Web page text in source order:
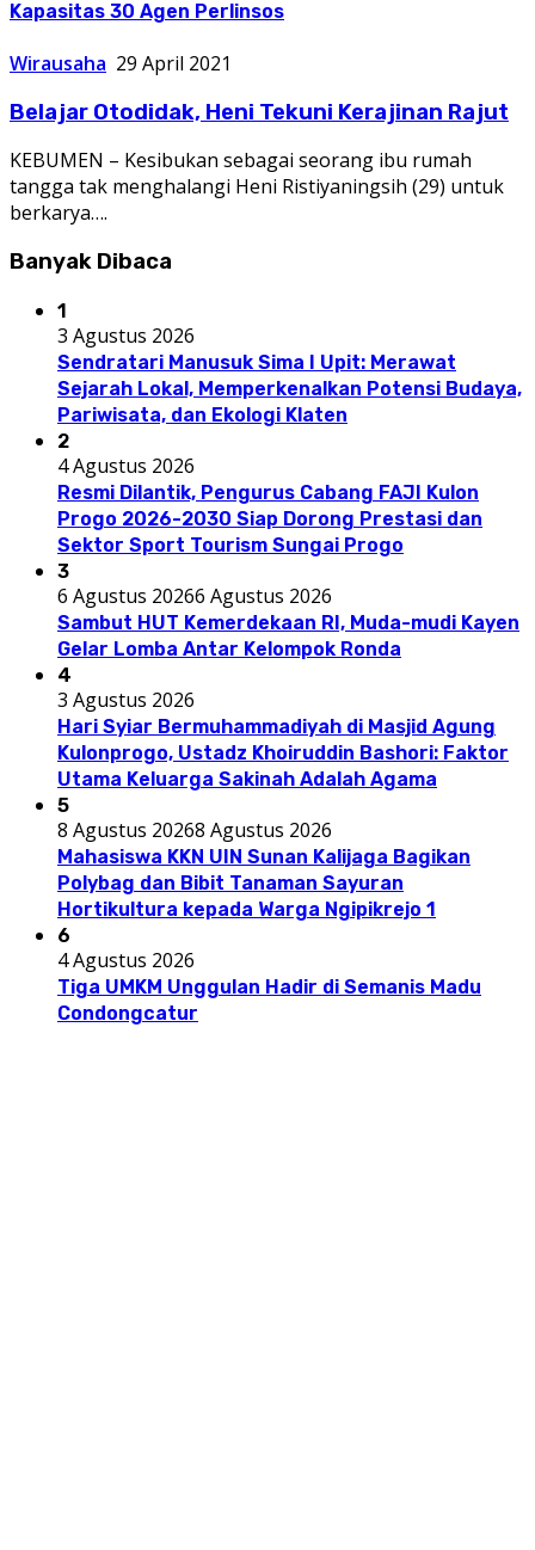
Kapasitas 30 Agen Perlinsos
Wirausaha 29 April 2021
Belajar Otodidak, Heni Tekuni Kerajinan Rajut
KEBUMEN – Kesibukan sebagai seorang ibu rumah
tangga tak menghalangi Heni Ristiyaningsih (29) untuk
berkarya….
Banyak Dibaca
1
3 Agustus 2026
Sendratari Manusuk Sima I Upit: Merawat
Sejarah Lokal, Memperkenalkan Potensi Budaya,
Pariwisata, dan Ekologi Klaten
2
4 Agustus 2026
Resmi Dilantik, Pengurus Cabang FAJI Kulon
Progo 2026-2030 Siap Dorong Prestasi dan
Sektor Sport Tourism Sungai Progo
3
6 Agustus 20266 Agustus 2026
Sambut HUT Kemerdekaan RI, Muda-mudi Kayen
Gelar Lomba Antar Kelompok Ronda
4
3 Agustus 2026
Hari Syiar Bermuhammadiyah di Masjid Agung
Kulonprogo, Ustadz Khoiruddin Bashori: Faktor
Utama Keluarga Sakinah Adalah Agama
5
8 Agustus 20268 Agustus 2026
Mahasiswa KKN UIN Sunan Kalijaga Bagikan
Polybag dan Bibit Tanaman Sayuran
Hortikultura kepada Warga Ngipikrejo 1
6
4 Agustus 2026
Tiga UMKM Unggulan Hadir di Semanis Madu
Condongcatur